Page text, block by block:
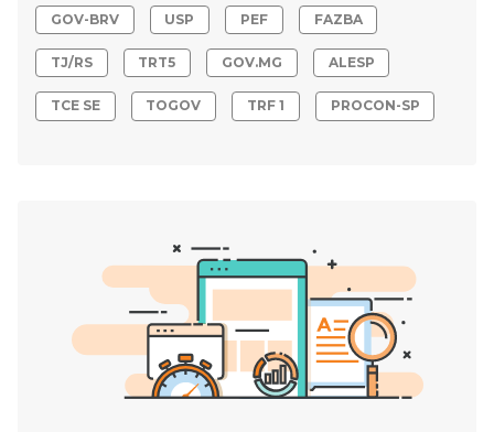
GOV-BRV USP PEF FAZBA
TJ/RS TRT5 GOV.MG ALESP
TCE SE TOGOV TRF 1 PROCON-SP